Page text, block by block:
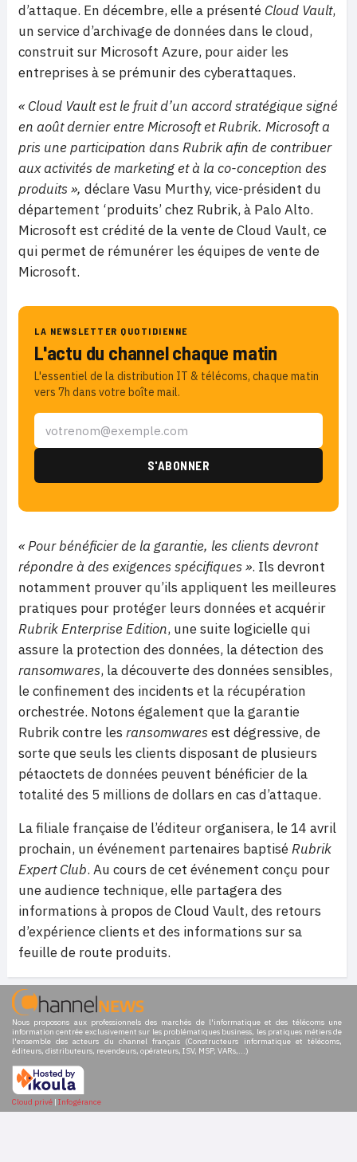
d’attaque. En décembre, elle a présenté Cloud Vault,
un service d’archivage de données dans le cloud,
construit sur Microsoft Azure, pour aider les
entreprises à se prémunir des cyberattaques.
« Cloud Vault est le fruit d’un accord stratégique signé
en août dernier entre Microsoft et Rubrik. Microsoft a
pris une participation dans Rubrik afin de contribuer
aux activités de marketing et à la co-conception des
produits », déclare Vasu Murthy, vice-président du
département ‘produits’ chez Rubrik, à Palo Alto.
Microsoft est crédité de la vente de Cloud Vault, ce
qui permet de rémunérer les équipes de vente de
Microsoft.
LA NEWSLETTER QUOTIDIENNE
L'actu du channel chaque matin
L'essentiel de la distribution IT & télécoms, chaque matin
vers 7h dans votre boîte mail.
« Pour bénéficier de la garantie, les clients devront
répondre à des exigences spécifiques ». Ils devront
notamment prouver qu’ils appliquent les meilleures
pratiques pour protéger leurs données et acquérir
Rubrik Enterprise Edition, une suite logicielle qui
assure la protection des données, la détection des
ransomwares, la découverte des données sensibles,
le confinement des incidents et la récupération
orchestrée. Notons également que la garantie
Rubrik contre les ransomwaresest dégressive, de
sorte que seuls les clients disposant de plusieurs
pétaoctets de données peuvent bénéficier de la
totalité des 5 millions de dollars en cas d’attaque.
La filiale française de l’éditeur organisera, le 14 avril
prochain, un événement partenaires baptiséRubrik
Expert Club. Au cours de cet événement conçu pour
une audience technique, elle partagera des
informations à propos de Cloud Vault, des retours
d’expérience clients et des informations sur sa
feuille de route produits.
Nous proposons aux professionnels des marchés de l'informatique et des télécoms une
information centrée exclusivement sur les problématiques business, les pratiques métiers de
l'ensemble des acteurs du channel français (Constructeurs informatique et télécoms,
éditeurs, distributeurs, revendeurs, opérateurs, ISV, MSP, VARs,...)
Cloud privé | Infogérance